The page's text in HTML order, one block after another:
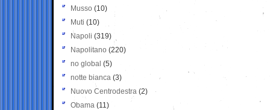
Musso (10)
Muti (10)
Napoli (319)
Napolitano (220)
no global (5)
notte bianca (3)
Nuovo Centrodestra (2)
Obama (11)